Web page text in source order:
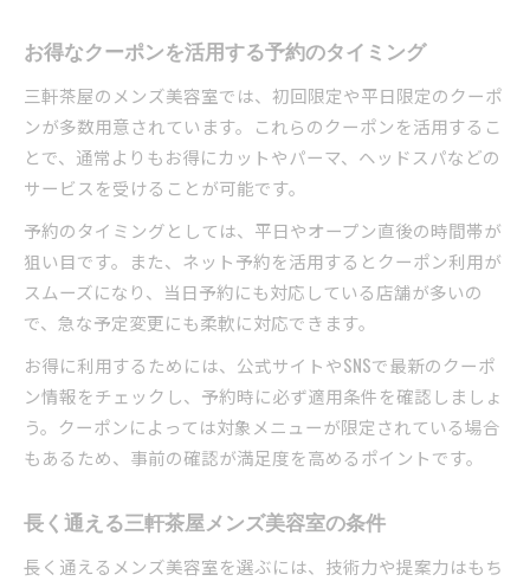
お得なクーポンを活用する予約のタイミング
三軒茶屋のメンズ美容室では、初回限定や平日限定のクーポ
ンが多数用意されています。これらのクーポンを活用するこ
とで、通常よりもお得にカットやパーマ、ヘッドスパなどの
サービスを受けることが可能です。
予約のタイミングとしては、平日やオープン直後の時間帯が
狙い目です。また、ネット予約を活用するとクーポン利用が
スムーズになり、当日予約にも対応している店舗が多いの
で、急な予定変更にも柔軟に対応できます。
お得に利用するためには、公式サイトやSNSで最新のクーポ
ン情報をチェックし、予約時に必ず適用条件を確認しましょ
う。クーポンによっては対象メニューが限定されている場合
もあるため、事前の確認が満足度を高めるポイントです。
長く通える三軒茶屋メンズ美容室の条件
長く通えるメンズ美容室を選ぶには、技術力や提案力はもち